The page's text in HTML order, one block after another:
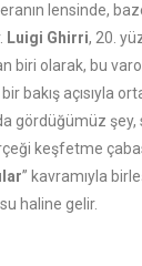
lensinde,
Luigi Ghirri, 20.
biri olarak, bu
bakış açısıyla
gördüğümüz şey,
keşfetme
” kavramıyla
haline gelir.